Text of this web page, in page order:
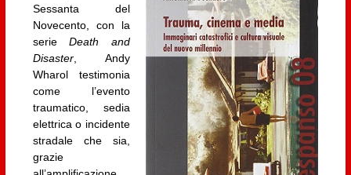
Sessanta del
Novecento, con la
serieDeath and
Disaster, Andy
Wharol testimonia
come l’evento
traumatico, sedia
elettrica o incidente
stradale che sia,
grazie